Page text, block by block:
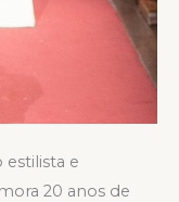
estilista e
20 anos de